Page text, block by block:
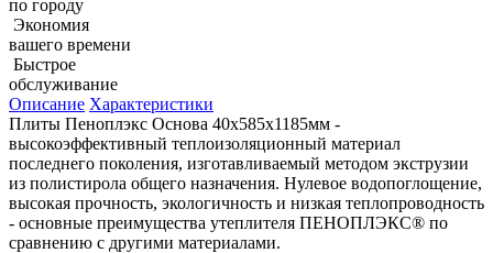
по городу
Экономия
вашего времени
Быстрое
обслуживание
Описание Характеристики
Плиты Пеноплэкс Основа 40х585х1185мм -
высокоэффективный теплоизоляционный материал
последнего поколения, изготавливаемый методом экструзии
из полистирола общего назначения. Нулевое водопоглощение,
высокая прочность, экологичность и низкая теплопроводность
- основные преимущества утеплителя ПЕНОПЛЭКС® по
сравнению с другими материалами.